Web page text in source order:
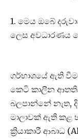
1. මෙය ඔබේ
ලෙස අවධාරණය
ගර්භාශයේ ඇති
කෙටි කාලීන
බලපාන්නේ නැත,
මාලාවක් ඇති කළ
ක්‍රියාකාරී ආබාධ